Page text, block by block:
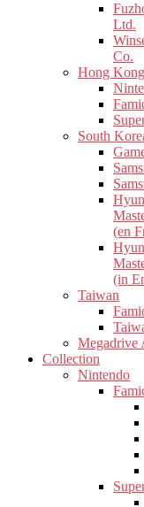
Ltd.
Co.
Hong Kong
South
(en
(in
Taiwan
Megadrive
Collection
Nintendo